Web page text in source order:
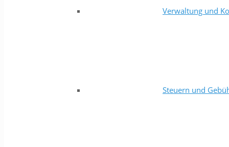
Verwaltung und
Steuern und